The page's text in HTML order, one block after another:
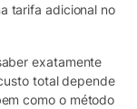
tarifa adicional no
exatamente
total depende
como o método